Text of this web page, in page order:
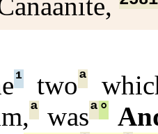
¹twoª
ª wasª°